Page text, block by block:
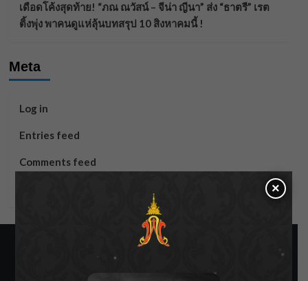
เดือดโค้งสุดท้าย! “ภณ ณวัสน์ – จีน่า ญีนา” ส่ง “ธาตรี” เรต
ติ้งพุ่ง พาคนดูแห่ลุ้นบทสรุป 10 สิงหาคมนี้ !
Meta
Log in
Entries feed
Comments feed
×